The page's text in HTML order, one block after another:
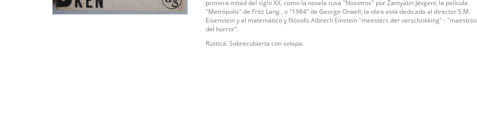
primera mitad del siglo XX, como la novela rusa "Nosotros" por Zamyatin Jevgeni, la película
"Metrópolis" de Fritz Lang , o "1984" de George Orwell; la obra está dedicada al director S.M.
Eisenstein y el matemático y filósofo Albrech Einstein "meesters der verschrikking" - "maestros
del horror".
Rústica. Sobrecubierta con solapa.